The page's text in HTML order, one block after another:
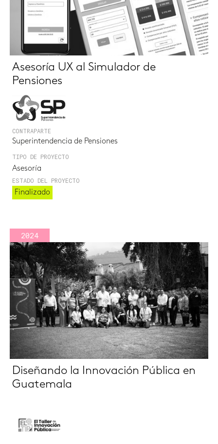
Asesoría UX al Simulador de
Pensiones
CONTRAPARTE
Superintendencia de Pensiones
TIPO DE PROYECTO
Asesoría
ESTADO DEL PROYECTO
Finalizado
2024
Diseñando la Innovación Pública en
Guatemala